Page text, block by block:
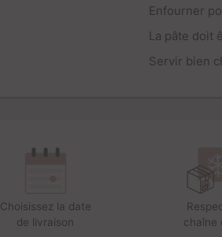
Enfourner
La pâte doit
Servir bien
Choisissez la date
de livraison
chaîne